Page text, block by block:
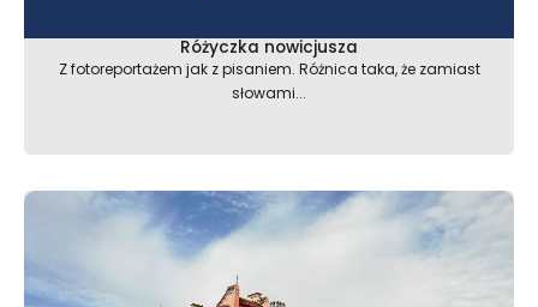
Różyczka nowicjusza
Z fotoreportażem jak z pisaniem. Różnica taka, że zamiast
słowami...